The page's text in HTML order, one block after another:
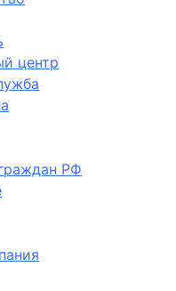
центр
РФ